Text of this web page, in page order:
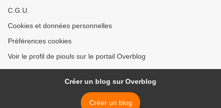
C.G.U.
Cookies et données personnelles
Préférences cookies
Voir le profil de piouls sur le portail Overblog
Créer un blog sur Overblog
Créer un blog